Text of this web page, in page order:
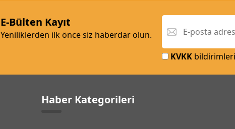
E-Bülten Kayıt
Yeniliklerden ilk önce siz haberdar olun.
KVKK
Haber Kategorileri